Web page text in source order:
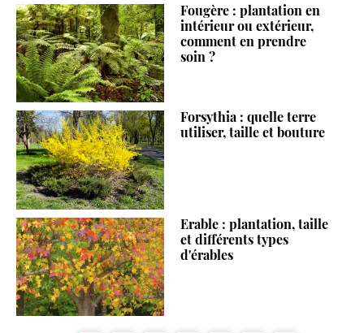
Fougère : plantation en
intérieur ou extérieur,
comment en prendre
soin ?
Forsythia : quelle terre
utiliser, taille et bouture
Erable : plantation, taille
et différents types
d'érables